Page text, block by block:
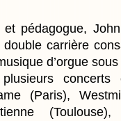
pédagogue,
carrière
d’orgue
(Paris),